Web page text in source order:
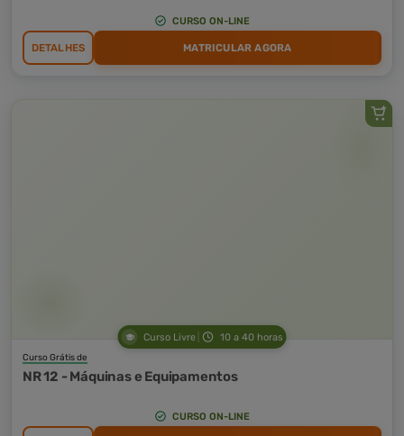
CURSO ON-LINE
DETALHES MATRICULAR AGORA
Curso Livre 10 a 40 horas
Curso Grátis de
NR 12 - Máquinas e Equipamentos
CURSO ON-LINE